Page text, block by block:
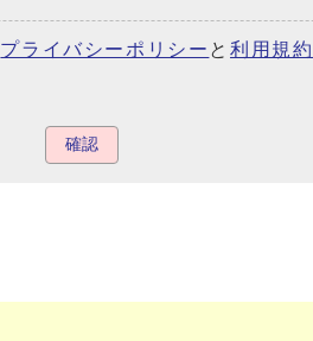
プライバシーポリシー と利用規約
確認